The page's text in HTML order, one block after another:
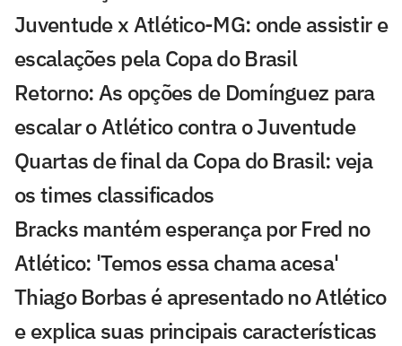
Juventude x Atlético-MG: onde assistir e
escalações pela Copa do Brasil
Retorno: As opções de Domínguez para
escalar o Atlético contra o Juventude
Quartas de final da Copa do Brasil: veja
os times classificados
Bracks mantém esperança por Fred no
Atlético: 'Temos essa chama acesa'
Thiago Borbas é apresentado no Atlético
e explica suas principais características